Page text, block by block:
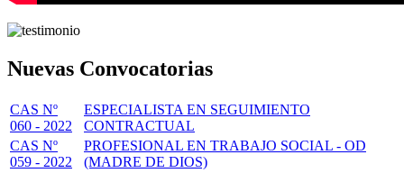
Nuevas Convocatorias
CAS Nº
060 - 2022
ESPECIALISTA EN SEGUIMIENTO
CONTRACTUAL
CAS Nº
059 - 2022
PROFESIONAL EN TRABAJO SOCIAL - OD
(MADRE DE DIOS)